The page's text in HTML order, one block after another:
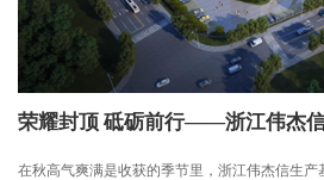
在秋高气爽满是收获的季节里，浙江伟杰信生产